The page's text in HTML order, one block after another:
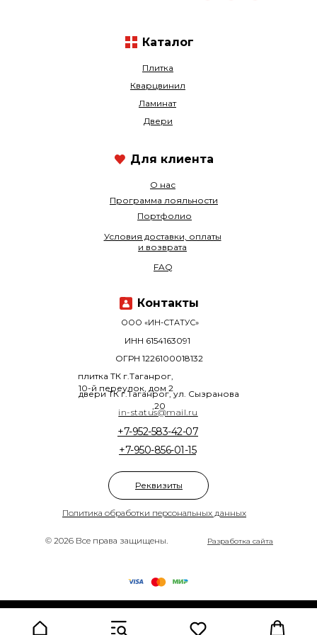
© 2026 Все права защищены.
Политика обработки персональных данных
Плитка
Кварцвинил
+7-950-856-01-15
+7-952-583-42-07
О нас
Ламинат
Программа лояльности
Двери
Портфолио
ООО «ИН-СТАТУС»
плитка ТК г.Таганрог,
10-й переулок, дом 2
двери ТК г.Таганрог, ул. Сызранова
,20
ОГРН 1226100018132
ИНН 6154163091
Разработка сайта
Условия доставки, оплаты
и возврата
FAQ
Каталог
in-status@mail.ru
Контакты
Для клиента
Реквизиты
Made on Tilda